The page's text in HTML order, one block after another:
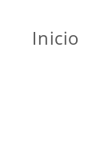
Inicio